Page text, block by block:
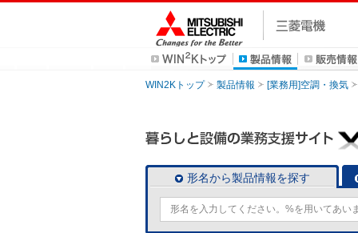
WIN2Kトップ 製品情報 [業務用]空調・換気
形名から製品情報を探す